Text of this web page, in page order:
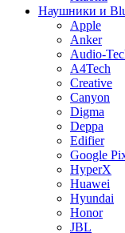
Наушники и
Apple
Anker
Audio-
A4Tech
Creative
Canyon
Digma
Deppa
Edifier
Google
HyperX
Huawei
Hyundai
Honor
JBL